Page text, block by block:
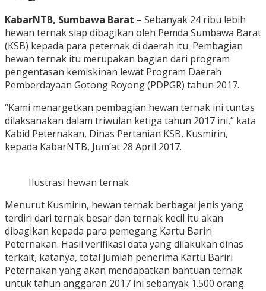
KabarNTB, Sumbawa Barat – Sebanyak 24 ribu lebih
hewan ternak siap dibagikan oleh Pemda Sumbawa Barat
(KSB) kepada para peternak di daerah itu. Pembagian
hewan ternak itu merupakan bagian dari program
pengentasan kemiskinan lewat Program Daerah
Pemberdayaan Gotong Royong (PDPGR) tahun 2017.
“Kami menargetkan pembagian hewan ternak ini tuntas
dilaksanakan dalam triwulan ketiga tahun 2017 ini,” kata
Kabid Peternakan, Dinas Pertanian KSB, Kusmirin,
kepada KabarNTB, Jum’at 28 April 2017.
Ilustrasi hewan ternak
Menurut Kusmirin, hewan ternak berbagai jenis yang
terdiri dari ternak besar dan ternak kecil itu akan
dibagikan kepada para pemegang Kartu Bariri
Peternakan. Hasil verifikasi data yang dilakukan dinas
terkait, katanya, total jumlah penerima Kartu Bariri
Peternakan yang akan mendapatkan bantuan ternak
untuk tahun anggaran 2017 ini sebanyak 1.500 orang.